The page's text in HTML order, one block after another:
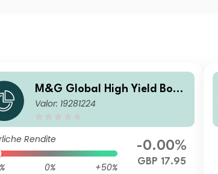
M&G Global High Yield Bond
Fund Sterling I Acc
Valor: 19281224
Rendite
0%
+50%
-0.00%
GBP 17.95